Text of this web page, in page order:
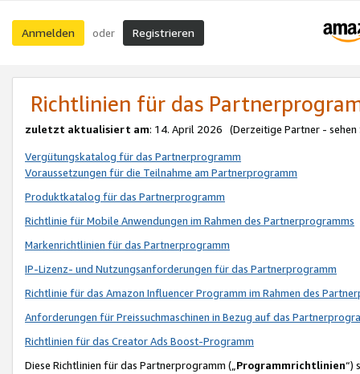
Anmelden oder Registrieren
Richtlinien für das
zuletzt aktualisiert am: 14. April 2026 (Derzeitige Partner - sehen
Vergütungskatalog für das Partnerprogramm
Voraussetzungen für die Teilnahme am Partnerprogramm
Produktkatalog für das Partnerprogramm
Richtlinie für Mobile Anwendungen im Rahmen des Partnerprogramms
Markenrichtlinien für das Partnerprogramm
IP-Lizenz- und Nutzungsanforderungen für das Partnerprogramm
Richtlinie für das Amazon Influencer Programm im Rahmen des
Anforderungen für Preissuchmaschinen in Bezug auf das
Richtlinien für das Creator Ads Boost-Programm
Diese Richtlinien für das Partnerprogramm („Programmrichtlinien“)